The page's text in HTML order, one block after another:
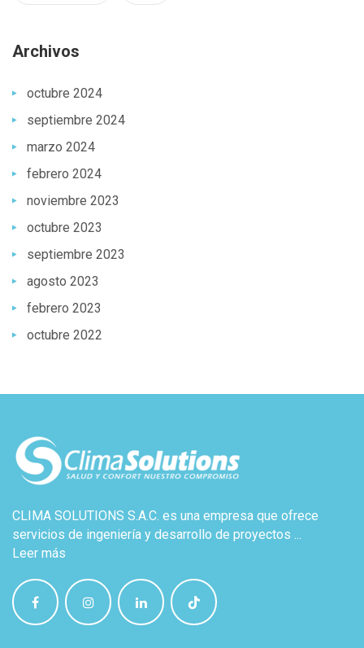
Archivos
octubre 2024
septiembre 2024
marzo 2024
febrero 2024
noviembre 2023
octubre 2023
septiembre 2023
agosto 2023
febrero 2023
octubre 2022
CLIMA SOLUTIONS S.A.C. es una empresa que ofrece
servicios de ingeniería y desarrollo de proyectos ...
Leer más